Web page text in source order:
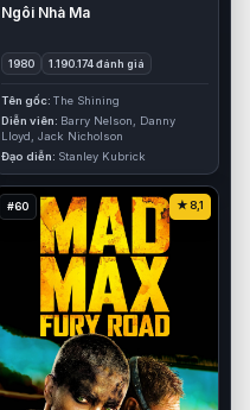
Ngôi Nhà Ma
1980 1.190.174 đánh giá
Tên gốc The Shining
Diễn viên
Barry Nelson, Danny
Lloyd, Jack Nicholson
Đạo diễn
Stanley Kubrick
#60 8,1